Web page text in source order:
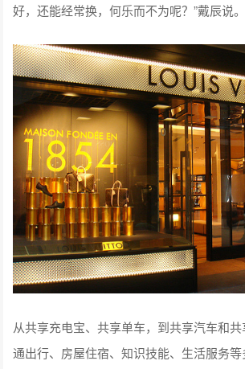
好，还能经常换，何乐而不为呢？”戴辰说。
从共享充电宝、共享单车，到共享汽车和
通出行、房屋住宿、知识技能、生活服务